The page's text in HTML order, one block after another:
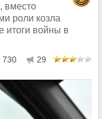
вместо
роли козла
итоги войны в
730 29